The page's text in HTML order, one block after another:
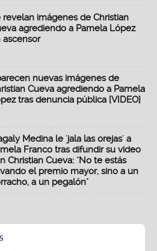
revelan imágenes de Christian
agrediendo a Pamela López
ascensor
nuevas imágenes de
Cueva agrediendo a Pamela
tras denuncia pública [VIDEO]
Medina le 'jala las orejas' a
Franco tras difundir su video
Christian Cueva: "No te estás
el premio mayor, sino a un
a un pegalón"